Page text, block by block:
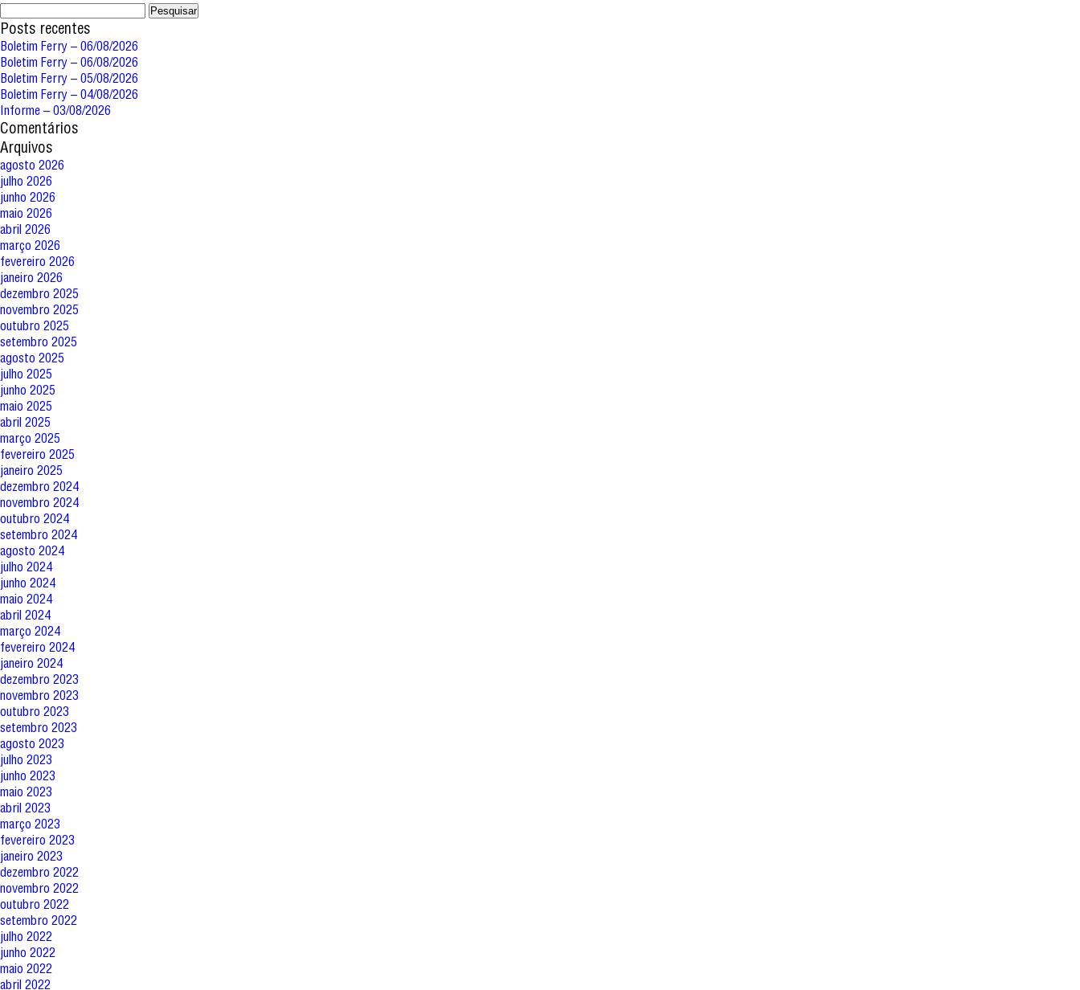
Pesquisar
por:
Posts recentes
Boletim Ferry – 06/08/2026
Boletim Ferry – 06/08/2026
Boletim Ferry – 05/08/2026
Boletim Ferry – 04/08/2026
Informe – 03/08/2026
Comentários
Arquivos
agosto 2026
julho 2026
junho 2026
maio 2026
abril 2026
março 2026
fevereiro 2026
janeiro 2026
dezembro 2025
novembro 2025
outubro 2025
setembro 2025
agosto 2025
julho 2025
junho 2025
maio 2025
abril 2025
março 2025
fevereiro 2025
janeiro 2025
dezembro 2024
novembro 2024
outubro 2024
setembro 2024
agosto 2024
julho 2024
junho 2024
maio 2024
abril 2024
março 2024
fevereiro 2024
janeiro 2024
dezembro 2023
novembro 2023
outubro 2023
setembro 2023
agosto 2023
julho 2023
junho 2023
maio 2023
abril 2023
março 2023
fevereiro 2023
janeiro 2023
dezembro 2022
novembro 2022
outubro 2022
setembro 2022
julho 2022
junho 2022
maio 2022
abril 2022